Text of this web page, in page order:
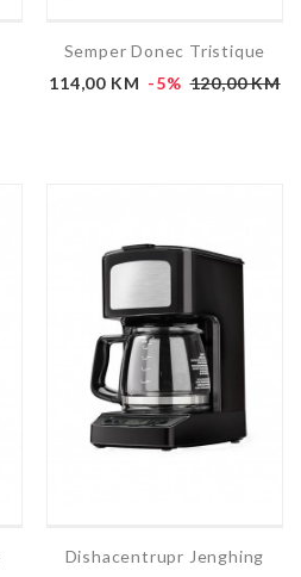
Semper Donec Tristique
114,00 KM -5% 120,00 KM
Dishacentrupr Jenghing